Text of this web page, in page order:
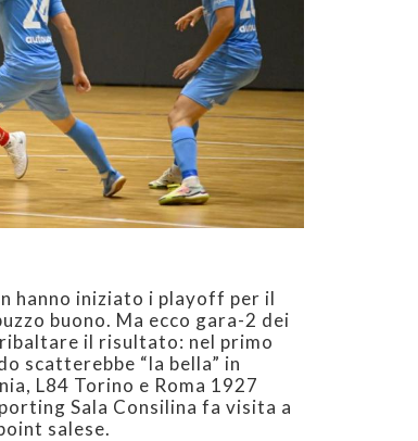
hanno iniziato i playoff per il
buono. Ma ecco gara-2 dei
il risultato: nel primo
scatterebbe “la bella” in
L84 Torino e Roma 1927
Sala Consilina fa visita a
salese.